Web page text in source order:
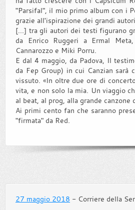
"Parsifal", il mio primo album con i
grazie all'ispirazione dei grandi
[...] tra gli autori dei testi figurano
da Enrico Ruggeri a Ermal
Cannarozzo e Miki Porru.
E dal 4 maggio, da Padova, Il
da Fep Group) in cui Canzian
vissuto. «In oltre due ore di
vita, e non solo la mia. Un viaggio
al beat, al prog, alla grande
Ai primi cento fan che saranno
"firmata" da Red.
27 maggio 2018 - Corriere della